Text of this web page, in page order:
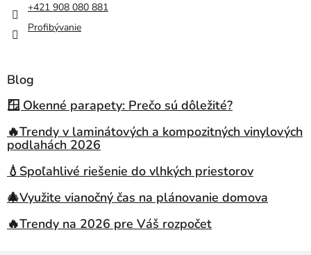
+421 908 080 881
Profibývanie
Blog
🪟 Okenné parapety: Prečo sú dôležité?
🔥Trendy v laminátových a kompozitných vinylových
podlahách 2026
💧Spoľahlivé riešenie do vlhkých priestorov
🎄Využite vianočný čas na plánovanie domova
🔥Trendy na 2026 pre Váš rozpočet